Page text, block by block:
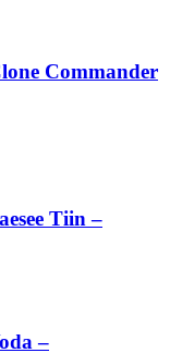
Commander
Tiin –
–